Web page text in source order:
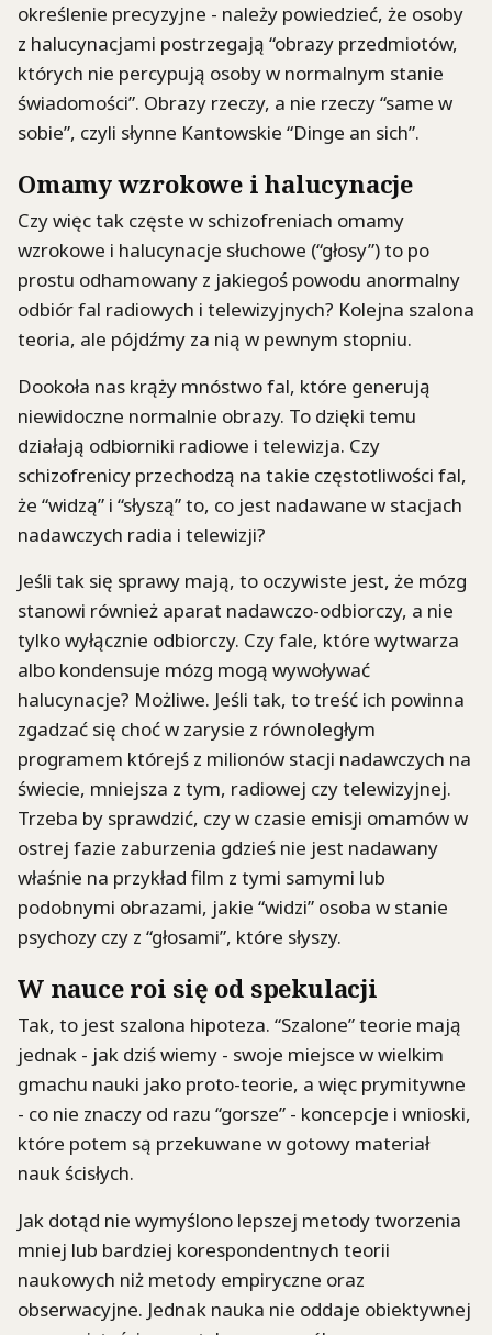
określenie precyzyjne - należy powiedzieć, że osoby
z halucynacjami postrzegają “obrazy przedmiotów,
których nie percypują osoby w normalnym stanie
świadomości”. Obrazy rzeczy, a nie rzeczy “same w
sobie”, czyli słynne Kantowskie “Dinge an sich”.
Omamy wzrokowe i halucynacje
Czy więc tak częste w schizofreniach omamy
wzrokowe i halucynacje słuchowe (“głosy”) to po
prostu odhamowany z jakiegoś powodu anormalny
odbiór fal radiowych i telewizyjnych? Kolejna szalona
teoria, ale pójdźmy za nią w pewnym stopniu.
Dookoła nas krąży mnóstwo fal, które generują
niewidoczne normalnie obrazy. To dzięki temu
działają odbiorniki radiowe i telewizja. Czy
schizofrenicy przechodzą na takie częstotliwości fal,
że “widzą” i “słyszą” to, co jest nadawane w stacjach
nadawczych radia i telewizji?
Jeśli tak się sprawy mają, to oczywiste jest, że mózg
stanowi również aparat nadawczo-odbiorczy, a nie
tylko wyłącznie odbiorczy. Czy fale, które wytwarza
albo kondensuje mózg mogą wywoływać
halucynacje? Możliwe. Jeśli tak, to treść ich powinna
zgadzać się choć w zarysie z równoległym
programem którejś z milionów stacji nadawczych na
świecie, mniejsza z tym, radiowej czy telewizyjnej.
Trzeba by sprawdzić, czy w czasie emisji omamów w
ostrej fazie zaburzenia gdzieś nie jest nadawany
właśnie na przykład film z tymi samymi lub
podobnymi obrazami, jakie “widzi” osoba w stanie
psychozy czy z “głosami”, które słyszy.
W nauce roi się od spekulacji
Tak, to jest szalona hipoteza. “Szalone” teorie mają
jednak - jak dziś wiemy - swoje miejsce w wielkim
gmachu nauki jako proto-teorie, a więc prymitywne
- co nie znaczy od razu “gorsze” - koncepcje i wnioski,
które potem są przekuwane w gotowy materiał
nauk ścisłych.
Jak dotąd nie wymyślono lepszej metody tworzenia
mniej lub bardziej korespondentnych teorii
naukowych niż metody empiryczne oraz
obserwacyjne. Jednak nauka nie oddaje obiektywnej